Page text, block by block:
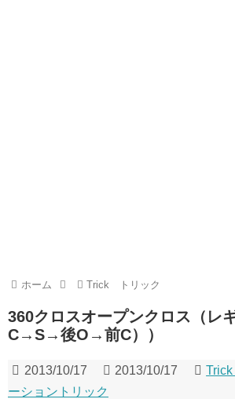
ホーム Trick トリック
360クロスオープンクロス（レ
C→S→後O→前C））
2013/10/17 2013/10/17
ーショントリック